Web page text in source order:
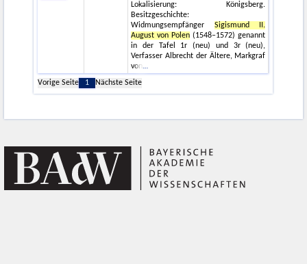
Lokalisierung: Königsberg.
Besitzgeschichte:
Widmungsempfänger Sigismund II.
August von Polen (1548–1572) genannt
in der Tafel 1r (neu) und 3r (neu),
Verfasser Albrecht der Ältere, Markgraf
von
Vorige Seite
1 Nächste Seite